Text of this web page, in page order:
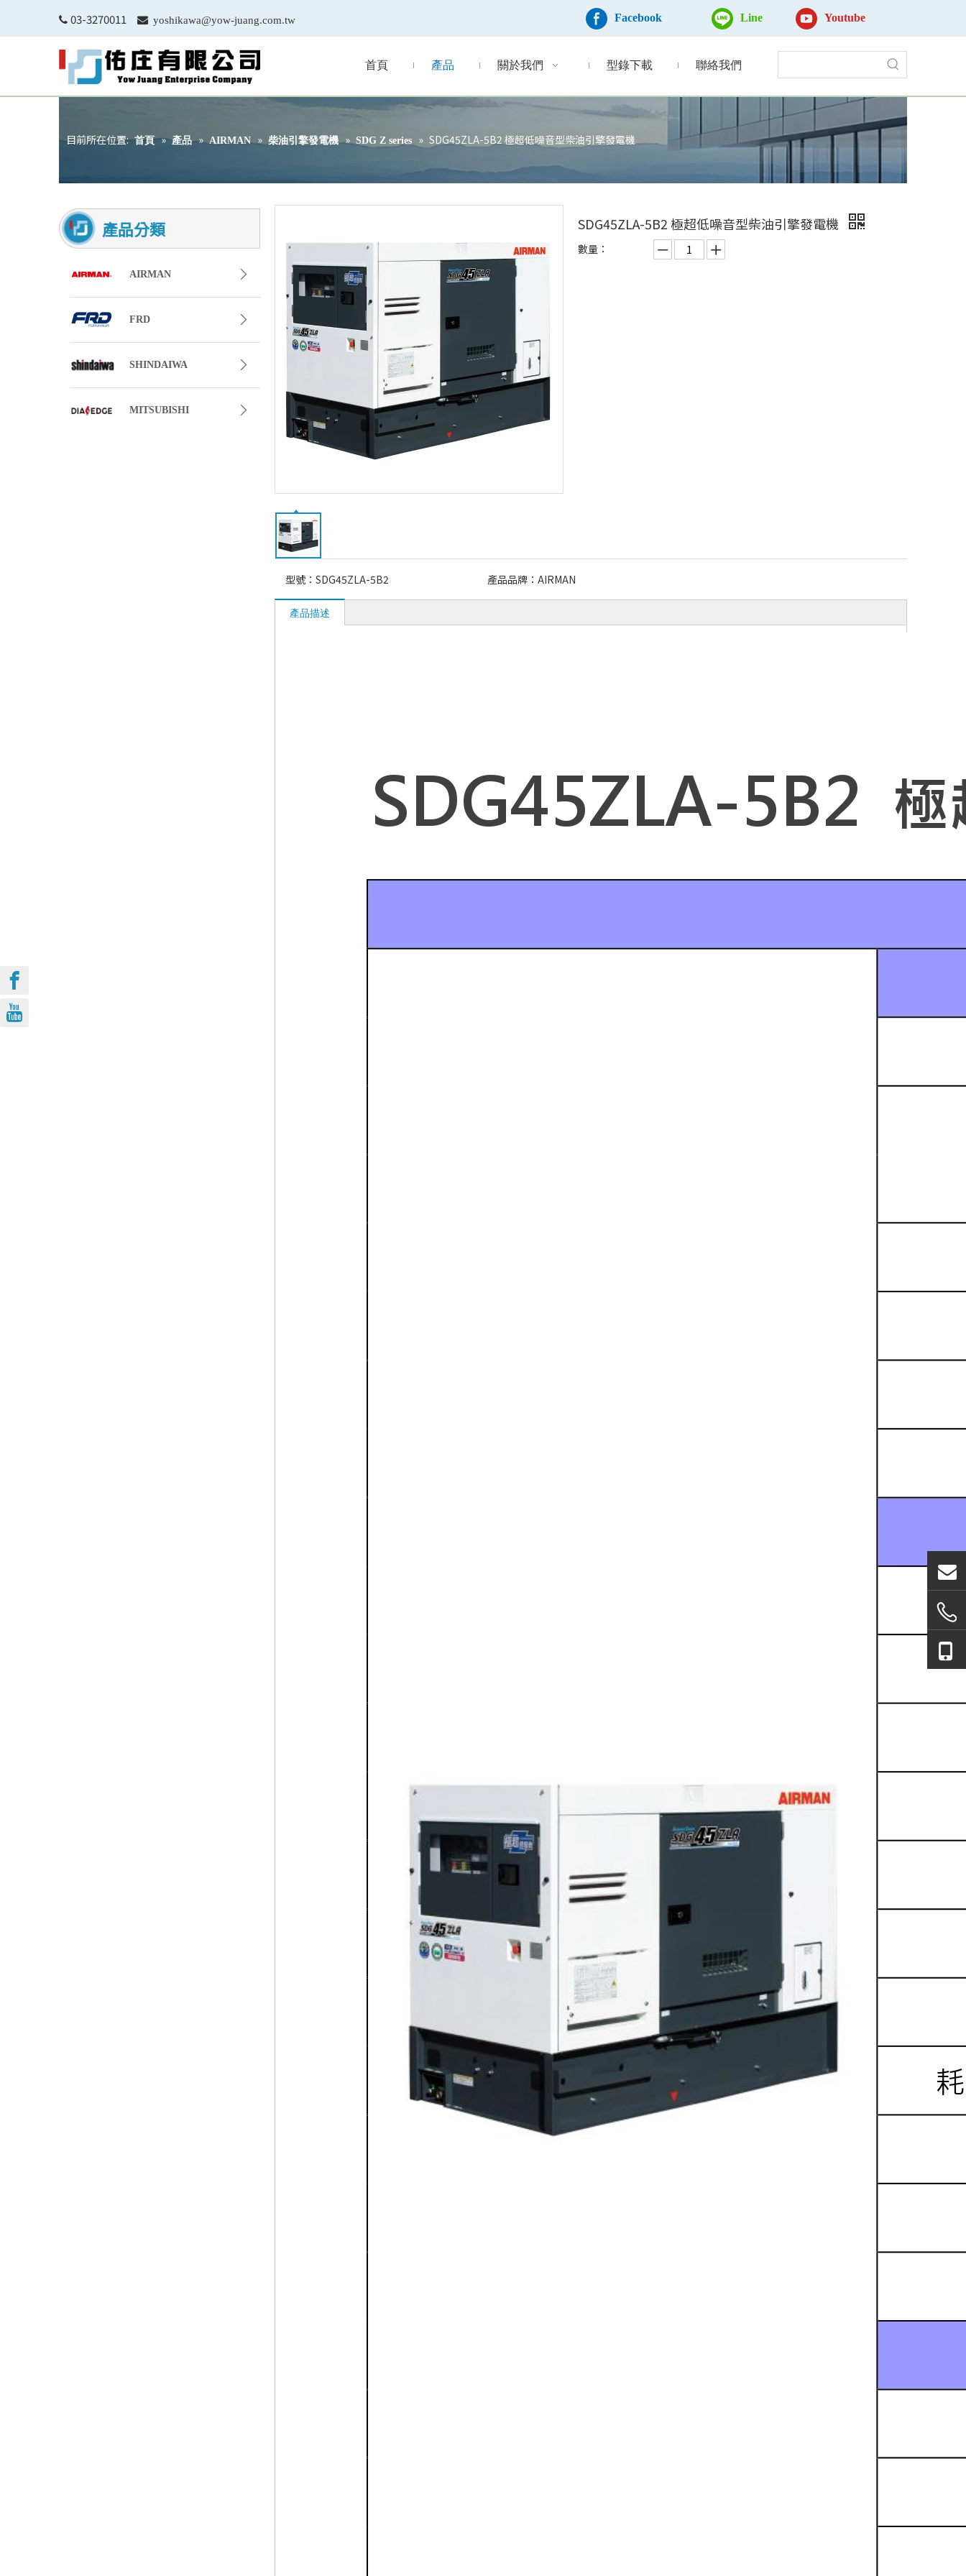
 03-3270011  yoshikawa@yow-juang.com.tw Facebook Line Youtube
首頁 產品 關於我們 型錄下載 聯絡我們
目前所在位置: 首頁 » 產品 » AIRMAN » 柴油引擎發電機 » SDG Z series » SDG45ZLA-5B2 極超低噪音型柴油引擎發電機
產品分類
AIRMAN
FRD
SHINDAIWA
MITSUBISHI
SDG45ZLA-5B2 極超低噪音型柴油引擎發電機
數量：
型號： SDG45ZLA-5B2 產品品牌： AIRMAN
產品描述